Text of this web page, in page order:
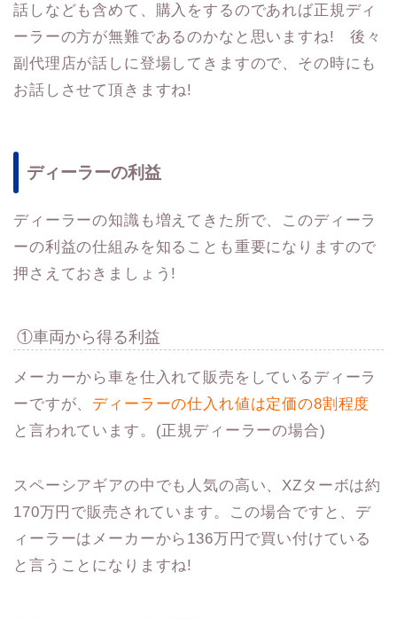
話しなども含めて、購入をするのであれば正規ディ
ーラーの方が無難であるのかなと思いますね! 後々
副代理店が話しに登場してきますので、その時にも
お話しさせて頂きますね!
ディーラーの利益
ディーラーの知識も増えてきた所で、このディーラ
ーの利益の仕組みを知ることも重要になりますので
押さえておきましょう!
①車両から得る利益
メーカーから車を仕入れて販売をしているディーラ
ーですが、 ディーラーの仕入れ値は定価の8割程度
と言われています。(正規ディーラーの場合)
スペーシアギアの中でも人気の高い、XZターボは約
170万円で販売されています。この場合ですと、デ
ィーラーはメーカーから136万円で買い付けている
と言うことになりますね!